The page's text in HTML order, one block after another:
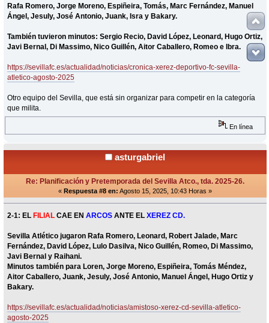
Rafa Romero, Jorge Moreno, Espiñeira, Tomás, Marc Fernández, Manuel
Ángel, Jesuly, José Antonio, Juank, Isra y Bakary.
También tuvieron minutos: Sergio Recio, David López, Leonard, Hugo Ortiz,
Javi Bernal, Di Massimo, Nico Guillén, Aitor Caballero, Romeo e Ibra.
https://sevillafc.es/actualidad/noticias/cronica-xerez-deportivo-fc-sevilla-
atletico-agosto-2025
Otro equipo del Sevilla, que está sin organizar para competir en la categoría
que milita.
En línea
asturgabriel
Re: Planificación y Pretemporada del Sevilla Atco., tda. 2025-26.
« Respuesta #8 en: Agosto 15, 2025, 10:43 Horas »
2-1: EL FILIALCAE ENARCOS ANTE ELXEREZ CD.
Sevilla Atlético jugaron Rafa Romero, Leonard, Robert Jalade, Marc
Fernández, David López, Lulo Dasilva, Nico Guillén, Romeo, Di Massimo,
Javi Bernal y Raihani.
Minutos también para Loren, Jorge Moreno, Espiñeira, Tomás Méndez,
Aitor Caballero, Juank, Jesuly, José Antonio, Manuel Ángel, Hugo Ortiz y
Bakary.
https://sevillafc.es/actualidad/noticias/amistoso-xerez-cd-sevilla-atletico-
agosto-2025